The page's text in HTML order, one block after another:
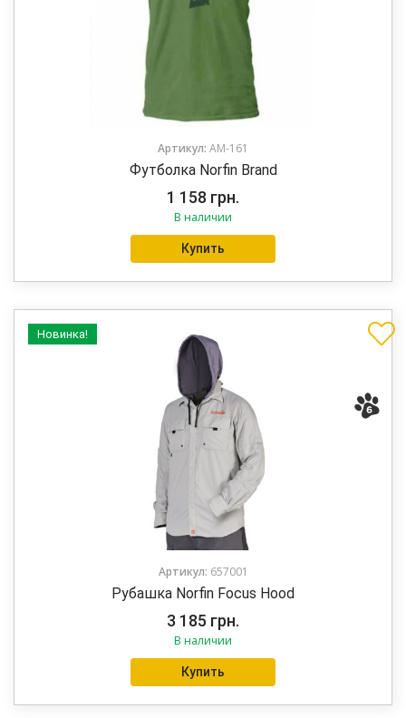
Артикул: AM-161
Футболка Norfin Brand
1 158 грн.
В наличии
Купить
Новинка!
Артикул: 657001
Рубашка Norfin Focus Hood
3 185 грн.
В наличии
Купить